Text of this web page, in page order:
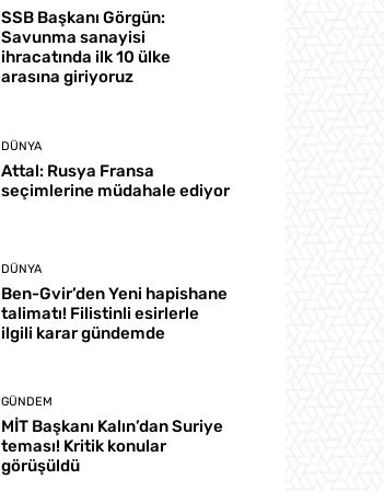
SSB Başkanı Görgün:
Savunma sanayisi
ihracatında ilk 10 ülke
arasına giriyoruz
DÜNYA
Attal: Rusya Fransa
seçimlerine müdahale ediyor
DÜNYA
Ben-Gvir’den Yeni hapishane
talimatı! Filistinli esirlerle
ilgili karar gündemde
GÜNDEM
MİT Başkanı Kalın’dan Suriye
teması! Kritik konular
görüşüldü